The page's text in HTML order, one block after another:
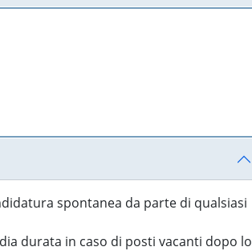
spontanea da parte di qualsiasi
durata in caso di posti vacanti dopo lo